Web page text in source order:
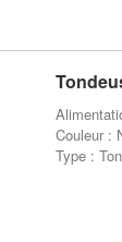
Couleur :
Type :